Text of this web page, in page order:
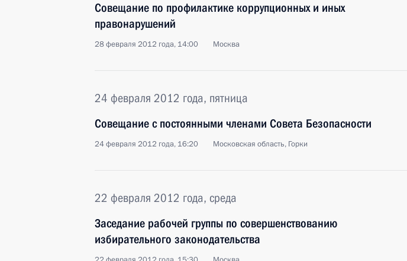
Совещание по профилактике коррупционных и иных
правонарушений
28 февраля 2012 года, 14:00 Москва
24 февраля 2012 года, пятница
Совещание с постоянными членами Совета Безопасности
24 февраля 2012 года, 16:20 Московская область, Горки
22 февраля 2012 года, среда
Заседание рабочей группы по совершенствованию
избирательного законодательства